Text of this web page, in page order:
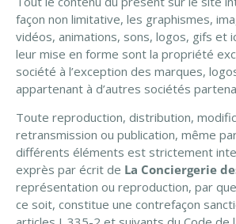
façon non limitative, les graphismes,
vidéos, animations, sons, logos, gifs et
leur mise en forme sont la propriété
société à l’exception des marques,
appartenant à d’autres sociétés
Toute reproduction, distribution,
retransmission ou publication, même
différents éléments est strictement
exprès par écrit de La Conciergerie
représentation ou reproduction, par
ce soit, constitue une contrefaçon